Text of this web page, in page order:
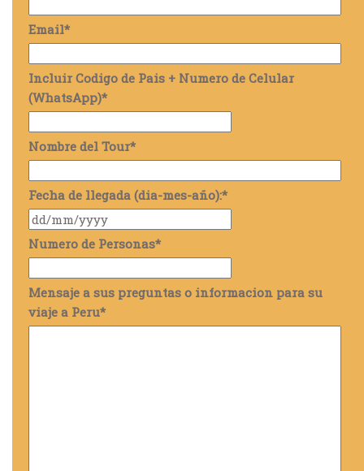
Email*
Incluir Codigo de Pais + Numero de Celular
(WhatsApp)*
Nombre del Tour*
Fecha de llegada (dia-mes-año):*
Numero de Personas*
Mensaje a sus preguntas o informacion para su
viaje a Peru*